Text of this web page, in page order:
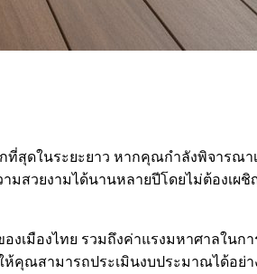
สุดในระยะยาว หากคุณกำลังพิจารณา
สวยงามได้นานหลายปีโดยไม่ต้องเผ
เมืองไทย รวมถึงค่าแรงมหาศาลใน
คุณสามารถประเมินงบประมาณได้อย่